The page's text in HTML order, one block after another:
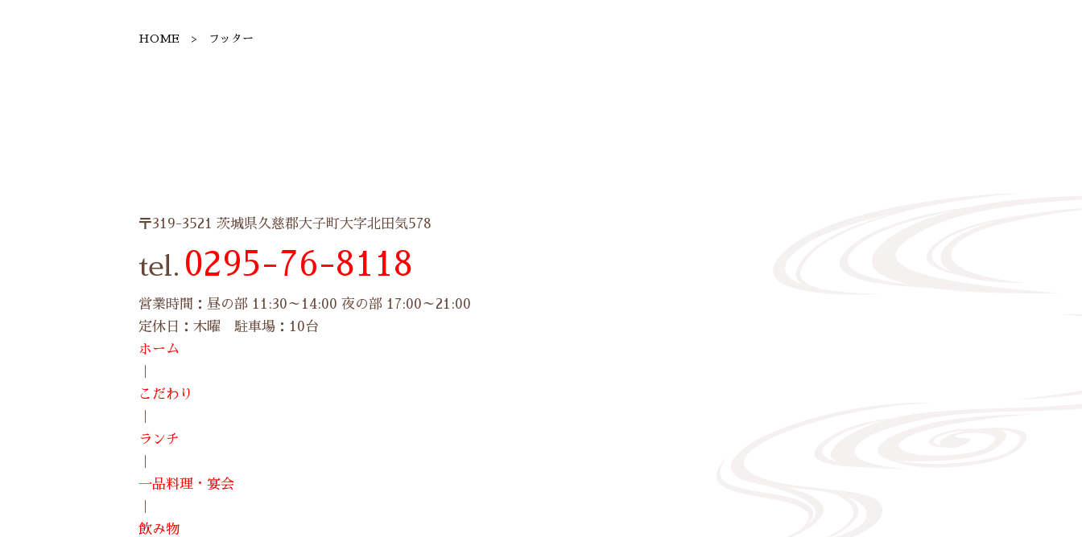
HOME フッター
〒319-3521 茨城県久慈郡大子町大字北田気578
tel. 0295-76-8118
営業時間：昼の部 11:30～14:00 夜の部 17:00～21:00
定休日：木曜 駐車場：10台
ホーム
こだわり
ランチ
一品料理・宴会
飲み物